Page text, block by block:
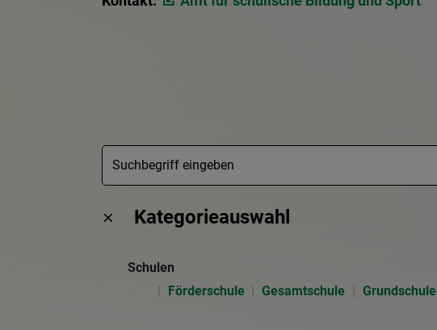
Kategorieauswahl
Schulen
Förderschule
Gesamtschule Grundschule